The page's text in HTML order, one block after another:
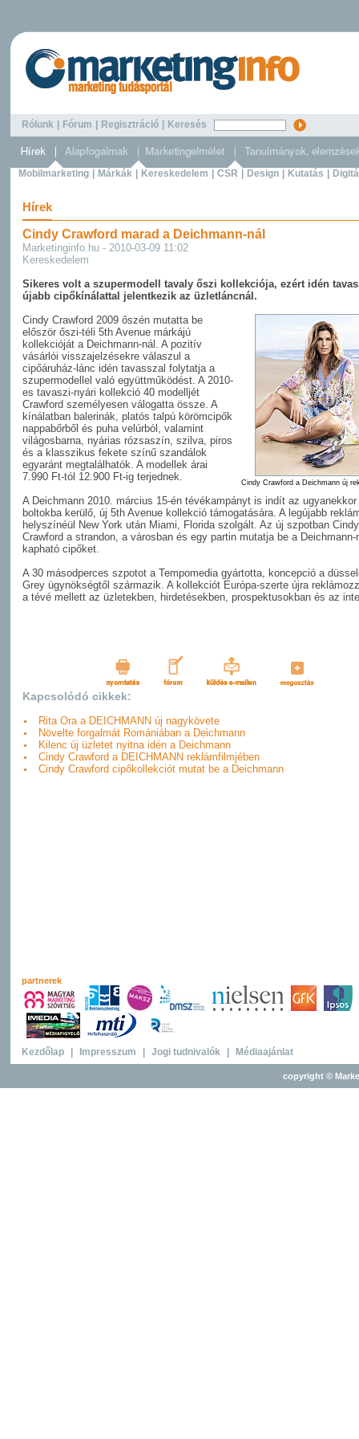
Rólunk Fórum Regisztráció Keresés
Mobilmarketing Márkák Kereskedelem CSR Design Kutatás
Hírek
Cindy Crawford marad a Deichmann-nál
Marketinginfo.hu - 2010-03-09 11:02
Kereskedelem
Sikeres volt a szupermodell tavaly őszi kollekciója, ezért idén
újabb cipőkínálattal jelentkezik az üzletláncnál.
Cindy Crawford a Deichmann új
Cindy Crawford 2009 őszén mutatta be
először őszi-téli 5th Avenue márkájú
kollekcióját a Deichmann-nál. A pozitív
vásárlói visszajelzésekre válaszul a
cipőáruház-lánc idén tavasszal folytatja a
szupermodellel való együttműködést. A 2010-
es tavaszi-nyári kollekció 40 modelljét
Crawford személyesen válogatta össze. A
kínálatban balerinák, platós talpú körömcipők
nappabőrből és puha velúrból, valamint
világosbarna, nyárias rózsaszín, szilva, piros
és a klasszikus fekete színű szandálok
egyaránt megtalálhatók. A modellek árai
7.990 Ft-tól 12.900 Ft-ig terjednek.
A Deichmann 2010. március 15-én tévékampányt is indít az ugyanekkor
boltokba kerülő, új 5th Avenue kollekció támogatására. A legújabb
helyszínéül New York után Miami, Florida szolgált. Az új szpotban Cindy
Crawford a strandon, a városban és egy partin mutatja be a Deichmann-
kapható cipőket.
A 30 másodperces szpotot a Tempomedia gyártotta, koncepció a
Grey ügynökségtől származik. A kollekciót Európa-szerte újra
a tévé mellett az üzletekben, hirdetésekben, prospektusokban és az
Kapcsolódó cikkek:
Rita Ora a DEICHMANN új nagykövete
Növelte forgalmát Romániában a Deichmann
Kilenc új üzletet nyitna idén a Deichmann
Cindy Crawford a DEICHMANN reklámfilmjében
Cindy Crawford cipőkollekciót mutat be a Deichmann
partnerek
Kezdőlap Impresszum Jogi tudnivalók Médiaajánlat
copyright ©